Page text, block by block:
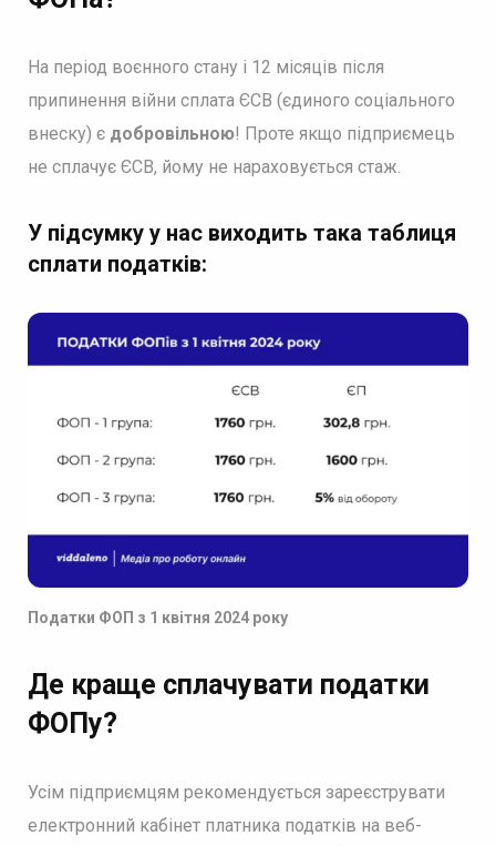
На період воєнного стану і 12 місяців після
припинення війни сплата ЄСВ (єдиного соціального
внеску) є добровільною! Проте якщо підприємець
не сплачує ЄСВ, йому не нараховується стаж.
У підсумку у нас виходить така таблиця
сплати податків:
Податки ФОП з 1 квітня 2024 року
Де краще сплачувати податки
ФОПу?
Усім підприємцям рекомендується зареєструвати
електронний кабінет платника податків на веб-